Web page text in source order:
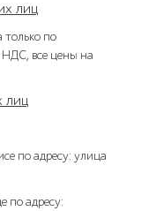
лиц
по
все цены на
лиц
по адресу: улица
по адресу: